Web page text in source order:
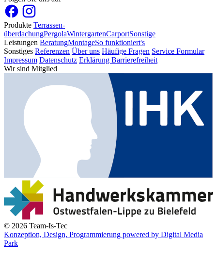
Produkte Terrassen­
überdachungPergolaWintergartenCarportSonstige
Leistungen BeratungMontageSo funktioniert's
Sonstiges Referenzen Über uns Häufige Fragen Service Formular
Impressum Datenschutz Erklärung Barrierefreiheit
Wir sind Mitglied
© 2026 Team-Is-Tec
Konzeption, Design, Programmierung powered by Digital Media
Park